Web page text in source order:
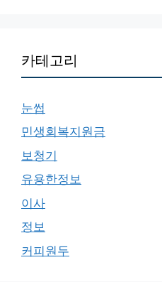
카테고리
눈썹
민생회복지원금
보청기
유용한정보
이사
정보
커피원두